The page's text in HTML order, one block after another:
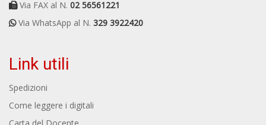
Via FAX al N. 02 56561221
Via WhatsApp al N. 329 3922420
Link utili
Spedizioni
Come leggere i digitali